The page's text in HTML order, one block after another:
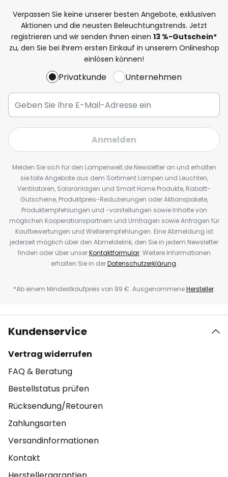
Verpassen Sie keine unserer besten Angebote, exklusiven
Aktionen und die neusten Beleuchtungstrends. Jetzt
registrieren und wir senden Ihnen einen 13 %-Gutschein*
zu, den Sie bei Ihrem ersten Einkauf in unserem Onlineshop
einlösen können!
Privatkunde Unternehmen
Anmelden
Melden Sie sich für den Lampenwelt.de Newsletter an und erhalten
sie tolle Angebote aus dem Sortiment Lampen und Leuchten,
Ventilatoren, Solaranlagen und Smart Home Produkte, Rabatt-
Gutscheine, Produktpreis-Reduzierungen oder Aktionspakete,
Produktempfehlungen und -vorstellungen sowie Inhalte von
möglichen Kooperationspartnern und Umfragen sowie Anfragen für
Kaufbewertungen und Weiterempfehlungen. Eine Abmeldung ist
jederzeit möglich über den Abmeldelink, den Sie in jedem Newsletter
finden oder über unserKontaktformular. Weitere Informationen
erhalten Sie in derDatenschutzerklärung.
*Ab einem Mindestkaufpreis von 99 €. AusgenommeneHersteller.
Kundenservice
Vertrag widerrufen
FAQ & Beratung
Bestellstatus prüfen
Rücksendung/Retouren
Zahlungsarten
Versandinformationen
Kontakt